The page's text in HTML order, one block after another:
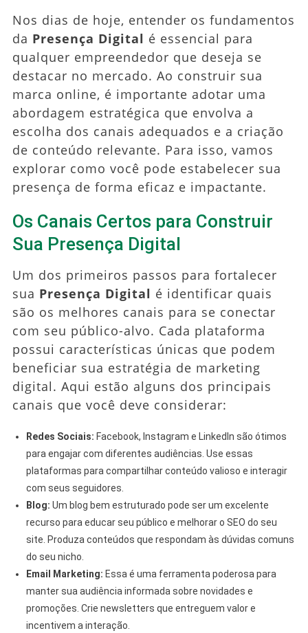
Nos dias de hoje, entender os fundamentos
da Presença Digital é essencial para
qualquer empreendedor que deseja se
destacar no mercado. Ao construir sua
marca online, é importante adotar uma
abordagem estratégica que envolva a
escolha dos canais adequados e a criação
de conteúdo relevante. Para isso, vamos
explorar como você pode estabelecer sua
presença de forma eficaz e impactante.
Os Canais Certos para Construir
Sua Presença Digital
Um dos primeiros passos para fortalecer
sua Presença Digital é identificar quais
são os melhores canais para se conectar
com seu público-alvo. Cada plataforma
possui características únicas que podem
beneficiar sua estratégia de marketing
digital. Aqui estão alguns dos principais
canais que você deve considerar:
Redes Sociais: Facebook, Instagram e LinkedIn são ótimos
para engajar com diferentes audiências. Use essas
plataformas para compartilhar conteúdo valioso e interagir
com seus seguidores.
Blog: Um blog bem estruturado pode ser um excelente
recurso para educar seu público e melhorar o SEO do seu
site. Produza conteúdos que respondam às dúvidas comuns
do seu nicho.
Email Marketing: Essa é uma ferramenta poderosa para
manter sua audiência informada sobre novidades e
promoções. Crie newsletters que entreguem valor e
incentivem a interação.